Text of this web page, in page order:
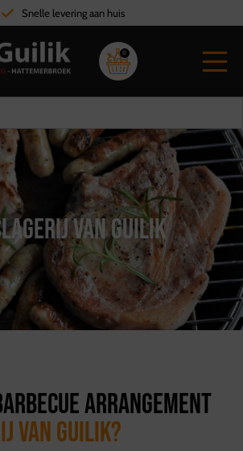
Hoge kwaliteit vlees
0
van Guilik
arrangement
van Guilik?